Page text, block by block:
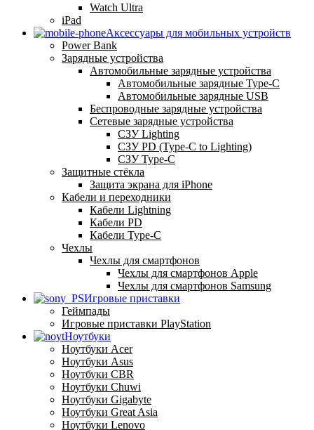
Watch Ultra
iPad
Аксессуары для мобильных устройств
Power Bank
Зарядные устройства
Автомобильные зарядные устройства
Автомобильные зарядные Type-C
Автомобильные зарядные USB
Беспроводные зарядные устройства
Сетевые зарядные устройства
СЗУ Lighting
СЗУ PD (Type-C to Lighting)
СЗУ Type-C
Защитные стёкла
Защита экрана для iPhone
Кабели и переходники
Кабели Lightning
Кабели PD
Кабели Type-C
Чехлы
Чехлы для смартфонов
Чехлы для смартфонов Apple
Чехлы для смартфонов Samsung
Игровые приставки
Геймпады
Игровые приставки PlayStation
Ноутбуки
Ноутбуки Acer
Ноутбуки Asus
Ноутбуки CBR
Ноутбуки Chuwi
Ноутбуки Gigabyte
Ноутбуки Great Asia
Ноутбуки Lenovo